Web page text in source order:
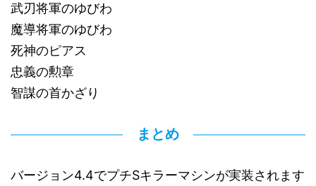
武刃将軍のゆびわ
魔導将軍のゆびわ
死神のピアス
忠義の勲章
智謀の首かざり
まとめ
バージョン4.4でプチSキラーマシンが実装されます